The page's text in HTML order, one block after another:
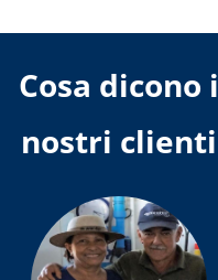
Cosa dicono i
nostri clienti